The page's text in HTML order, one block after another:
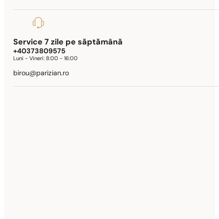
Service 7 zile pe săptămână
+40373809575
Luni - Vineri:8:00 - 16:00
birou@parizian.ro